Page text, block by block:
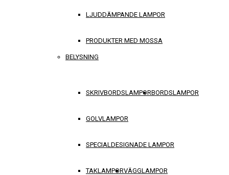
LJUDDÄMPANDE LAMPOR
PRODUKTER MED MOSSA
BELYSNING
SKRIVBORDSLAMPORBORDSLAMPOR
GOLVLAMPOR
SPECIALDESIGNADE LAMPOR
TAKLAMPORVÄGGLAMPOR